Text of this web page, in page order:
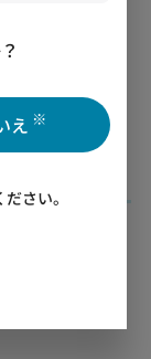
え ※
さい。